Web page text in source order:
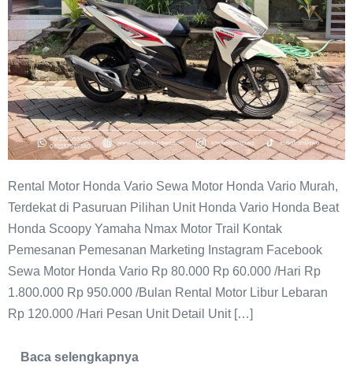
Rental Motor Honda Vario Sewa Motor Honda Vario Murah,
Terdekat di Pasuruan Pilihan Unit Honda Vario Honda Beat
Honda Scoopy Yamaha Nmax Motor Trail Kontak
Pemesanan Pemesanan Marketing Instagram Facebook
Sewa Motor Honda Vario Rp 80.000 Rp 60.000 /Hari Rp
1.800.000 Rp 950.000 /Bulan Rental Motor Libur Lebaran
Rp 120.000 /Hari Pesan Unit Detail Unit […]
Baca selengkapnya
Sewa